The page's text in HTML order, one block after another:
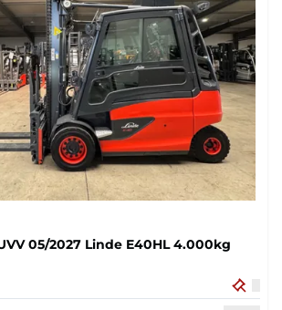
05/2027 Linde E40HL 4.000kg